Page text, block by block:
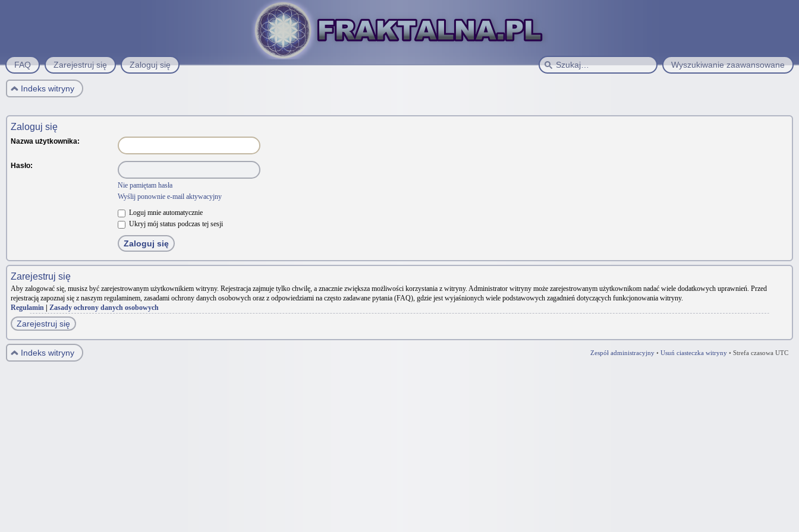
Wyszukiwanie zaawansowane
FAQ Zarejestruj się Zaloguj się
Indeks witryny
Zaloguj się
Nazwa użytkownika:
Hasło:
Nie pamiętam hasła
Wyślij ponownie e-mail aktywacyjny
Loguj mnie automatycznie
Ukryj mój status podczas tej sesji
Zarejestruj się
Aby zalogować się, musisz być zarejestrowanym użytkownikiem witryny. Rejestracja zajmuje tylko chwilę, a znacznie zwiększa możliwości korzystania z witryny. Administrator witryny może zarejestrowanym użytkownikom nadać wiele dodatkowych uprawnień. Przed
rejestracją zapoznaj się z naszym regulaminem, zasadami ochrony danych osobowych oraz z odpowiedziami na często zadawane pytania (FAQ), gdzie jest wyjaśnionych wiele podstawowych zagadnień dotyczących funkcjonowania witryny.
Regulamin
Zasady ochrony danych osobowych
Zarejestruj się
Zespół administracyjny • Usuń ciasteczka witryny • Strefa czasowa UTC
Indeks witryny